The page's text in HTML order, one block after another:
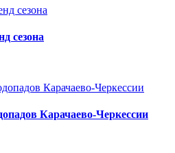
сезона
Карачаево-Черкессии